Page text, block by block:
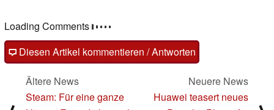
Loading Comments
Diesen Artikel kommentieren / Antworten
Ältere News
Steam: Für eine ganze
Neuere News
Huawei teasert neues